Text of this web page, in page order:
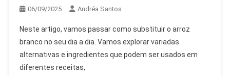
06/09/2025 Andréa Santos
Neste artigo, vamos passar como substituir o arroz
branco no seu dia a dia. Vamos explorar variadas
alternativas e ingredientes que podem ser usados em
diferentes receitas,